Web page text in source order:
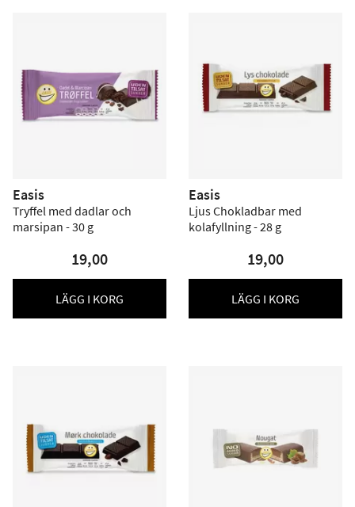
Easis
Tryffel med dadlar och
marsipan - 30 g
19,00
LÄGG I KORG
Easis
Ljus Chokladbar med
kolafyllning - 28 g
19,00
LÄGG I KORG